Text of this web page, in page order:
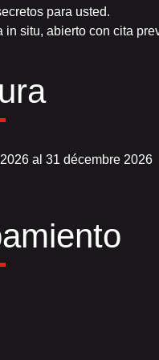
para usted.
in situ, abierto con cita
al 31 décembre 2026